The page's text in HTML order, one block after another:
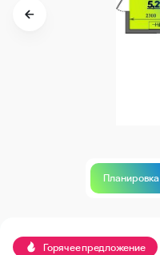
Планировка
Горячее предложение